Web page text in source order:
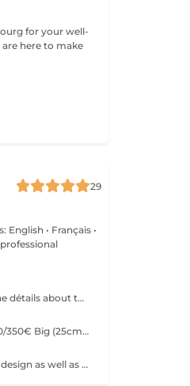
for your well-
here to make
29
We offer the study with clients to work out all the détails about their tattoo.
Little (10cm) = 150/200€ Médium (15/20cm) = 250/350€ Big (25cm/+) = start at 400€ Custom quotes per project! The prices vary depending on the complexity of the design as well as the área to be tattoed!
Prices vary depending on the complexity of the design as well as the área to be tattoed.